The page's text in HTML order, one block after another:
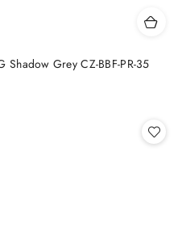
Shadow Grey CZ-BBF-PR-35